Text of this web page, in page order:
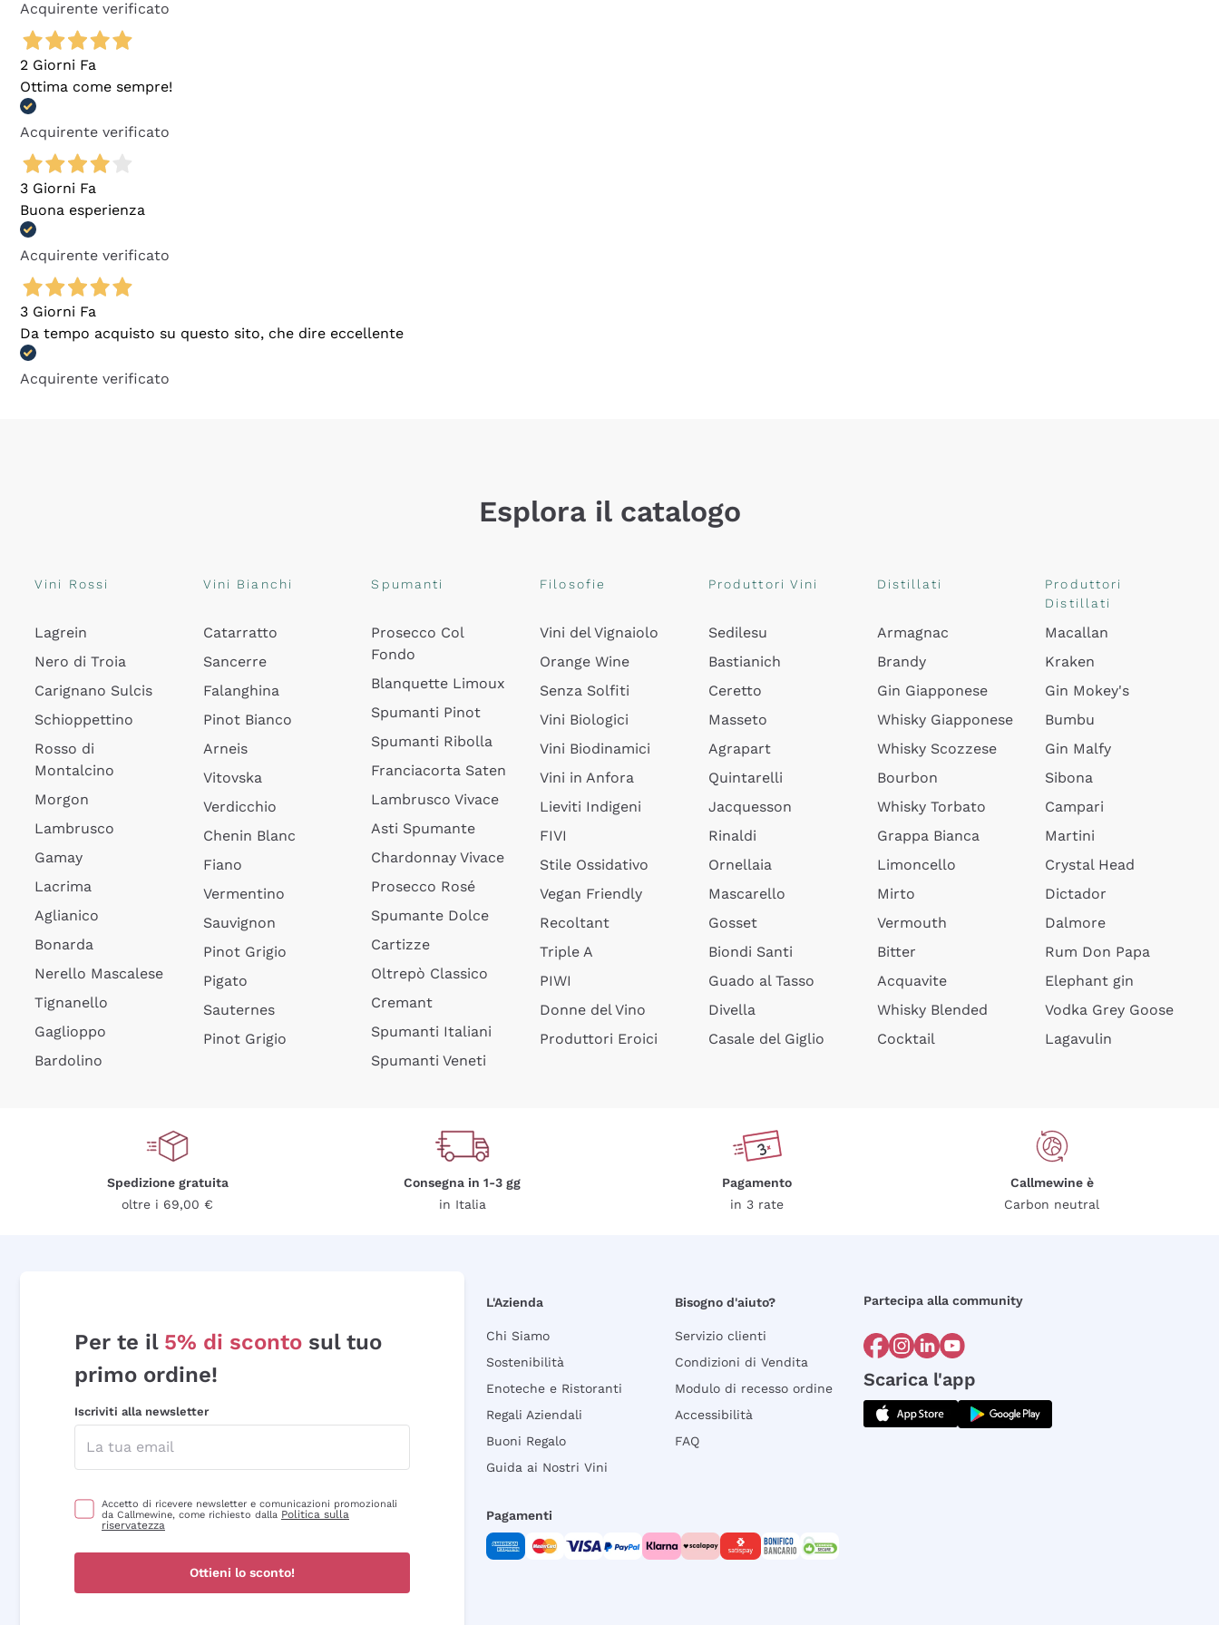
Acquirente verificato
2 Giorni Fa
Ottima come sempre!
Acquirente verificato
3 Giorni Fa
Buona esperienza
Acquirente verificato
3 Giorni Fa
Da tempo acquisto su questo sito, che dire eccellente
Acquirente verificato
Esplora il catalogo
Vini Rossi
Lagrein
Nero di Troia
Carignano Sulcis
Schioppettino
Rosso di
Montalcino
Morgon
Lambrusco
Gamay
Lacrima
Aglianico
Bonarda
Nerello Mascalese
Tignanello
Gaglioppo
Bardolino
Vini Bianchi
Catarratto
Sancerre
Falanghina
Pinot Bianco
Arneis
Vitovska
Verdicchio
Chenin Blanc
Fiano
Vermentino
Sauvignon
Pinot Grigio
Pigato
Sauternes
Pinot Grigio
Spumanti
Prosecco Col
Fondo
Blanquette Limoux
Spumanti Pinot
Spumanti Ribolla
Franciacorta Saten
Lambrusco Vivace
Asti Spumante
Chardonnay Vivace
Prosecco Rosé
Spumante Dolce
Cartizze
Oltrepò Classico
Cremant
Spumanti Italiani
Spumanti Veneti
Filosofie
Vini del Vignaiolo
Orange Wine
Senza Solfiti
Vini Biologici
Vini Biodinamici
Vini in Anfora
Lieviti Indigeni
FIVI
Stile Ossidativo
Vegan Friendly
Recoltant
Triple A
PIWI
Donne del Vino
Produttori Eroici
Produttori Vini
Sedilesu
Bastianich
Ceretto
Masseto
Agrapart
Quintarelli
Jacquesson
Rinaldi
Ornellaia
Mascarello
Gosset
Biondi Santi
Guado al Tasso
Divella
Casale del Giglio
Distillati
Armagnac
Brandy
Gin Giapponese
Whisky Giapponese
Whisky Scozzese
Bourbon
Whisky Torbato
Grappa Bianca
Limoncello
Mirto
Vermouth
Bitter
Acquavite
Whisky Blended
Cocktail
Produttori
Distillati
Macallan
Kraken
Gin Mokey's
Bumbu
Gin Malfy
Sibona
Campari
Martini
Crystal Head
Dictador
Dalmore
Rum Don Papa
Elephant gin
Vodka Grey Goose
Lagavulin
Spedizione gratuita
oltre i 69,00 €
Consegna in 1-3 gg
in Italia
Pagamento
in 3 rate
Callmewine è
Carbon neutral
Per te il 5% di sconto sul tuo
primo ordine!
Iscriviti alla newsletter
Accetto di ricevere newsletter e comunicazioni promozionali
da Callmewine, come richiesto dalla Politica sulla
riservatezza
Ottieni lo sconto!
L'Azienda
Chi Siamo
Sostenibilità
Enoteche e Ristoranti
Regali Aziendali
Buoni Regalo
Guida ai Nostri Vini
Bisogno d'aiuto?
Servizio clienti
Condizioni di Vendita
Modulo di recesso ordine
Accessibilità
FAQ
Partecipa alla community
Scarica l'app
Pagamenti